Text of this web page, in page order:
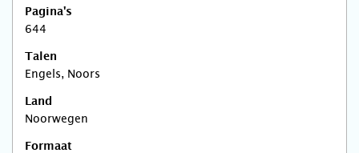
Pagina's
644
Talen
Engels, Noors
Land
Noorwegen
Formaat